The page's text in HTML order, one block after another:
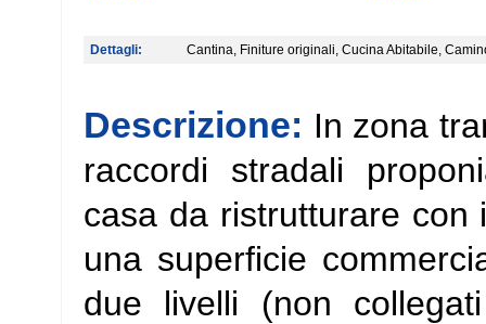
Dettagli: Cantina, Finiture originali, Cucina Abitabile,
Descrizione: In zona
raccordi stradali
casa da ristrutturare con
una superficie
due livelli (non